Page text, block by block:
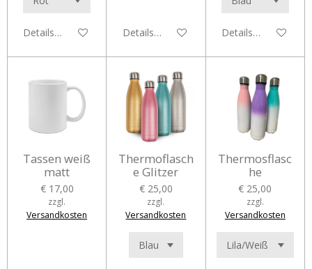
Details anzeigen Details anzeigen Details anzeigen
Tassen weiß
matt
€ 17,00
zzgl.
Versandkosten
Thermoflasch
e Glitzer
€ 25,00
zzgl.
Versandkosten
Thermosflasc
he
€ 25,00
zzgl.
Versandkosten